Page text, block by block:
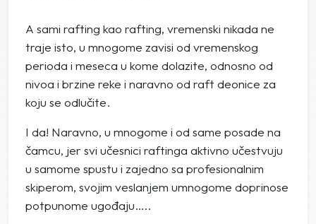
A sami rafting kao rafting, vremenski nikada ne
traje isto, u mnogome zavisi od vremenskog
perioda i meseca u kome dolazite, odnosno od
nivoa i brzine reke i naravno od raft deonice za
koju se odlučite.
I da! Naravno, u mnogome i od same posade na
čamcu, jer svi učesnici raftinga aktivno učestvuju
u samome spustu i zajedno sa profesionalnim
skiperom, svojim veslanjem umnogome doprinose
potpunome ugođaju…..